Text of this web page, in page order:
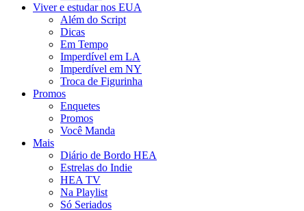
Viver e estudar nos EUA
Além do Script
Dicas
Em Tempo
Imperdível em LA
Imperdível em NY
Troca de Figurinha
Promos
Enquetes
Promos
Você Manda
Mais
Diário de Bordo HEA
Estrelas do Indie
HEA TV
Na Playlist
Só Seriados